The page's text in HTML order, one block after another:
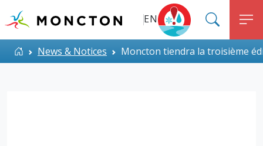
Top Menu
EN
ALERT MONCTON
Accueil
News & Notices Moncton tiendra la troisième